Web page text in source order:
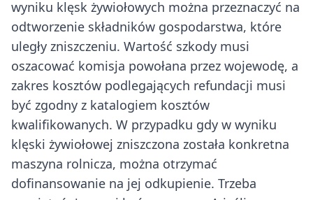
wyniku klęsk żywiołowych można przeznaczyć na
odtworzenie składników gospodarstwa, które
uległy zniszczeniu. Wartość szkody musi
oszacować komisja powołana przez wojewodę, a
zakres kosztów podlegających refundacji musi
być zgodny z katalogiem kosztów
kwalifikowanych. W przypadku gdy w wyniku
klęski żywiołowej zniszczona została konkretna
maszyna rolnicza, można otrzymać
dofinansowanie na jej odkupienie. Trzeba